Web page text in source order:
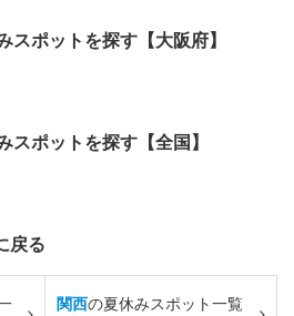
スポットを探す【大阪府】
スポットを探す【全国】
戻る
関西の夏休みスポット一覧